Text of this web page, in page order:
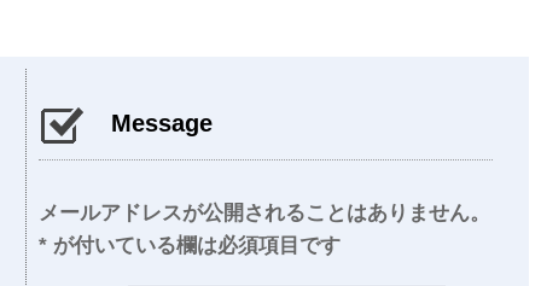
Message
メールアドレスが公開されることはありません。
* が付いている欄は必須項目です